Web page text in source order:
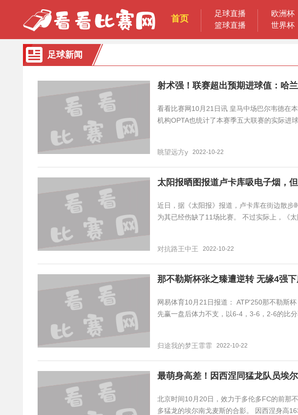
首页
足球直播
篮球直播
欧洲杯
世界杯
足球新闻
射术强！联赛超出预期进球值：哈
看看比赛网10月21日讯 皇马中场巴尔韦德在
机构OPTA也统计了本赛季五大联赛的实际进
眺望远方y 2022-10-22
太阳报晒图报道卢卡库吸电子烟，
近日，据《太阳报》报道，卢卡库在街边散
为其已经伤缺了11场比赛。 不过实际上，《
对抗路王中王 2022-10-22
那不勒斯杯张之臻遭逆转 无缘4强
网易体育10月21日报道： ATP'250那不勒斯
先赢一盘后体力不支，以6-4，3-6，2-6的比
归途我的梦王霏霏 2022-10-22
最萌身高差！因西涅同猛龙队员埃
北京时间10月20日，效力于多伦多FC的前那
多猛龙的埃尔南戈麦斯的合影。 因西涅身高